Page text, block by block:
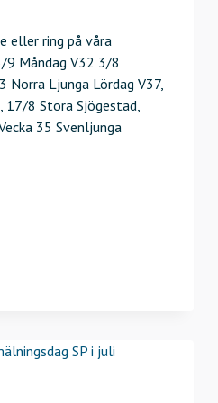
eller ring på våra
9 Måndag V32 3/8
Norra Ljunga Lördag V37,
8 Stora Sjögestad,
35 Svenljunga